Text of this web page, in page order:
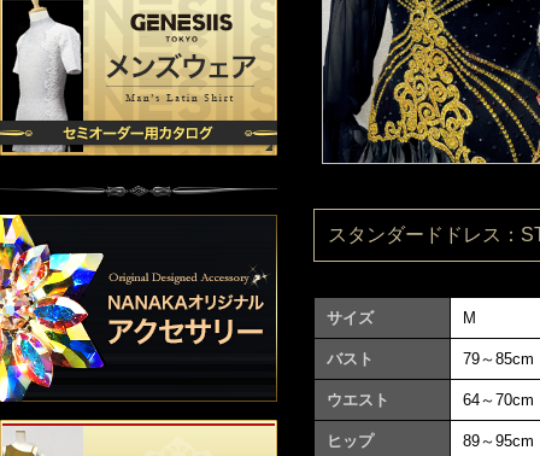
スタンダードドレス：
サイズ M
バスト 79～85cm
ウエスト 64～70cm
ヒップ 89～95cm